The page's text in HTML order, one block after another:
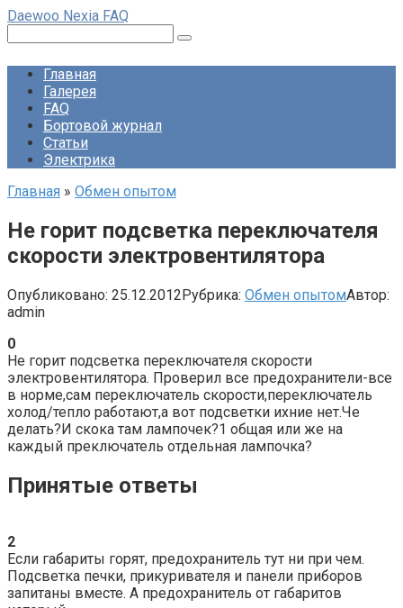
Перейти
контенту
Daewoo Nexia FAQ
Главная
Галерея
FAQ
Бортовой журнал
Статьи
Электрика
Главная » Обмен опытом
Не горит подсветка переключателя
скорости электровентилятора
Опубликовано: 25.12.2012Рубрика: Обмен опытомАвтор:
admin
0
Не горит подсветка переключателя скорости
электровентилятора. Проверил все предохранители-все
в норме,сам переключатель скорости,переключатель
холод/тепло работают,а вот подсветки ихние нет.Че
делать?И скока там лампочек?1 общая или же на
каждый преключатель отдельная лампочка?
Принятые ответы
2
Если габариты горят, предохранитель тут ни при чем.
Подсветка печки, прикуривателя и панели приборов
запитаны вместе. А предохранитель от габаритов